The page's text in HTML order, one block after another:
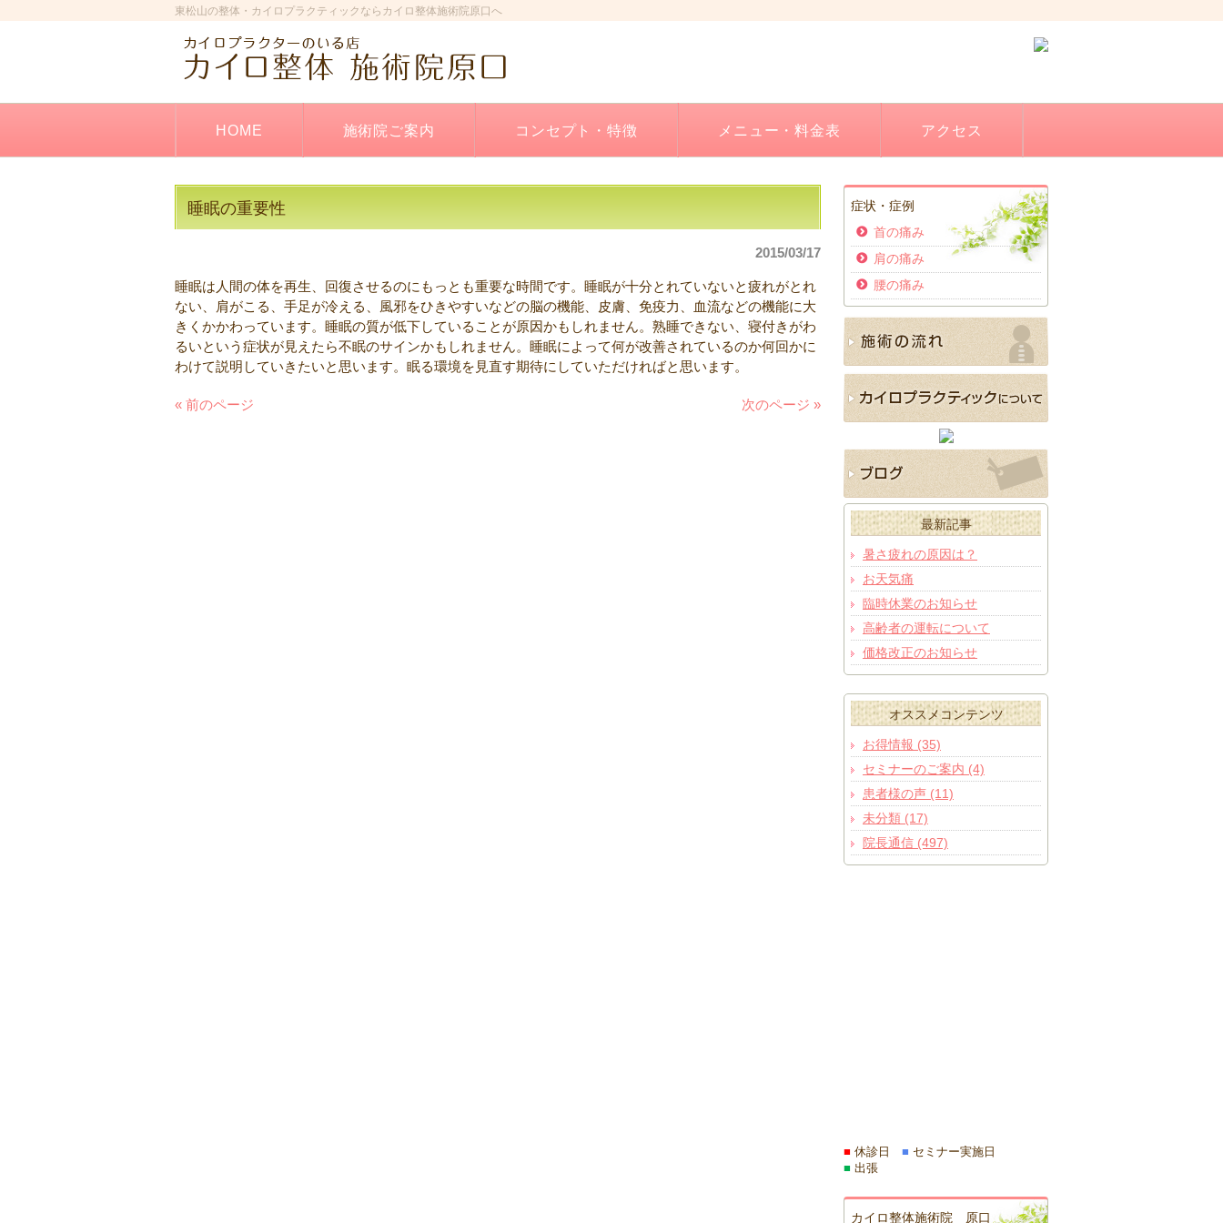
東松山の整体・カイロプラクティックならカイロ整体施術院原口へ
HOME 施術院ご案内 コンセプト・特徴 メニュー・料金表 アクセス
睡眠の重要性
2015/03/17
睡眠は人間の体を再生、回復させるのにもっとも重要な時間です。睡眠が十分とれていないと疲れがとれ
ない、肩がこる、手足が冷える、風邪をひきやすいなどの脳の機能、皮膚、免疫力、血流などの機能に大
きくかかわっています。睡眠の質が低下していることが原因かもしれません。熟睡できない、寝付きがわ
るいという症状が見えたら不眠のサインかもしれません。睡眠によって何が改善されているのか何回かに
わけて説明していきたいと思います。眠る環境を見直す期待にしていただければと思います。
« 前のページ 次のページ »
症状・症例
首の痛み
肩の痛み
腰の痛み
最新記事
暑さ疲れの原因は？
お天気痛
臨時休業のお知らせ
高齢者の運転について
価格改正のお知らせ
オススメコンテンツ
お得情報 (35)
セミナーのご案内 (4)
患者様の声 (11)
未分類 (17)
院長通信 (497)
■ 休診日 ■ セミナー実施日
■ 出張
カイロ整体施術院 原口